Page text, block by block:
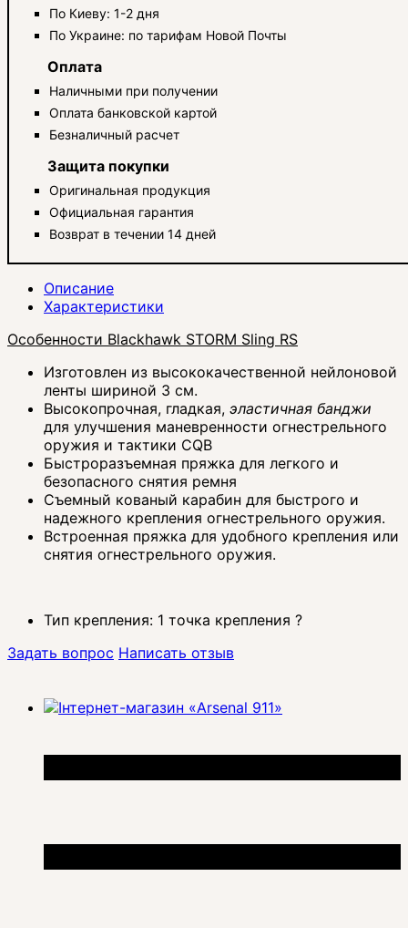
По Киеву: 1-2 дня
По Украине: по тарифам Новой Почты
Оплата
Наличными при получении
Оплата банковской картой
Безналичный расчет
Защита покупки
Оригинальная продукция
Официальная гарантия
Возврат в течении 14 дней
Описание
Характеристики
Особенности Blackhawk STORM Sling RS
Изготовлен из высококачественной нейлоновой
ленты шириной 3 см.
Высокопрочная, гладкая, эластичная банджи
для улучшения маневренности огнестрельного
оружия и тактики CQB
Быстроразъемная пряжка для легкого и
безопасного снятия ремня
Съемный кованый карабин для быстрого и
надежного крепления огнестрельного оружия.
Встроенная пряжка для удобного крепления или
снятия огнестрельного оружия.
Тип крепления: 1 точка крепления ?
Задать вопрос Написать отзыв